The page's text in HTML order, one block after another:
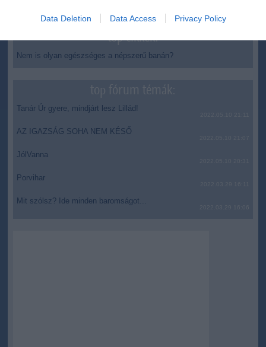
Data Deletion Data Access Privacy Policy
top cikkek:
Nem is olyan egészséges a népszerű banán?
Tanár Úr gyere, mindjárt lesz Lillád!
AZ IGAZSÁG SOHA NEM KÉSŐ
JólVanna
Porvihar
Mit szólsz? Ide minden baromságot...